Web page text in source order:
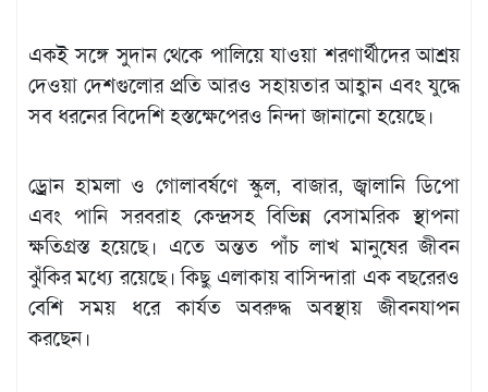
একই সঙ্গে সুদান থেকে পালিয়ে যাওয়া শরণার্থীদের আশ্রয়
দেওয়া দেশগুলোর প্রতি আরও সহায়তার আহ্বান এবং যুদ্ধে
সব ধরনের বিদেশি হস্তক্ষেপেরও নিন্দা জানানো হয়েছে।
ড্রোন হামলা ও গোলাবর্ষণে স্কুল, বাজার, জ্বালানি ডিপো
এবং পানি সরবরাহ কেন্দ্রসহ বিভিন্ন বেসামরিক স্থাপনা
ক্ষতিগ্রস্ত হয়েছে। এতে অন্তত পাঁচ লাখ মানুষের জীবন
ঝুঁকির মধ্যে রয়েছে। কিছু এলাকায় বাসিন্দারা এক বছরেরও
বেশি সময় ধরে কার্যত অবরুদ্ধ অবস্থায় জীবনযাপন
করছেন।